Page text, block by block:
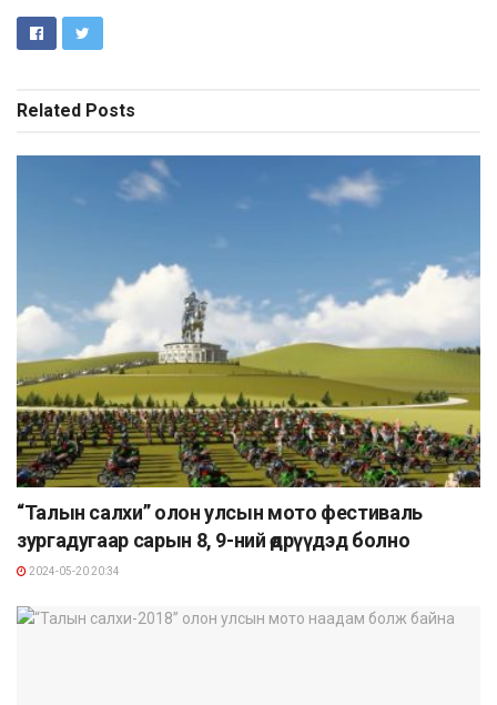
Related Posts
“Талын салхи” олон улсын мото фестиваль
зургадугаар сарын 8, 9-ний өдрүүдэд болно
2024-05-20 20:34